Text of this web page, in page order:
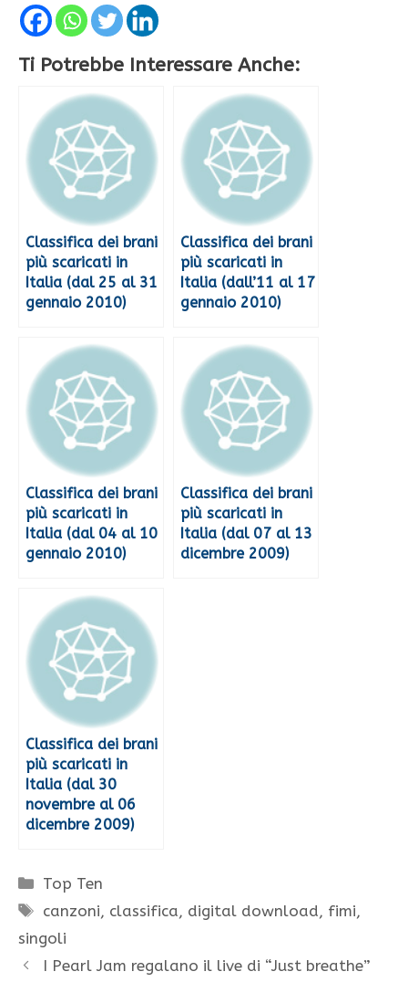
Ti Potrebbe Interessare Anche:
Classifica dei brani
più scaricati in
Italia (dal 25 al 31
gennaio 2010)
Classifica dei brani
più scaricati in
Italia (dall’11 al 17
gennaio 2010)
Classifica dei brani
più scaricati in
Italia (dal 04 al 10
gennaio 2010)
Classifica dei brani
più scaricati in
Italia (dal 07 al 13
dicembre 2009)
Classifica dei brani
più scaricati in
Italia (dal 30
novembre al 06
dicembre 2009)
Categorie
Top Ten
Tag
canzoni, classifica, digital download, fimi,
singoli
I Pearl Jam regalano il live di “Just breathe”